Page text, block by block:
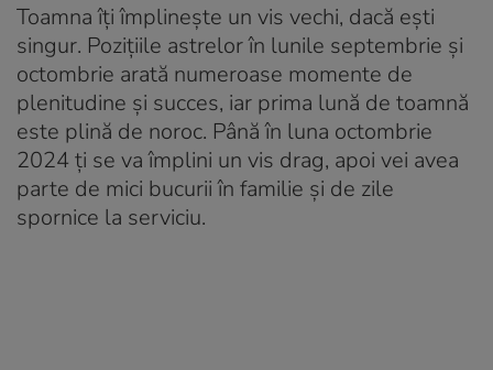
Toamna îţi împlineşte un vis vechi, dacă ești
singur. Poziţiile astrelor în lunile septembrie și
octombrie arată numeroase momente de
plenitudine şi succes, iar prima lună de toamnă
este plină de noroc. Până în luna octombrie
2024 ţi se va împlini un vis drag, apoi vei avea
parte de mici bucurii în familie şi de zile
spornice la serviciu.